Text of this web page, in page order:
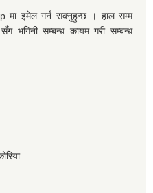
मा इमेल गर्न सक्नुहुन्छ । हाल सम्म
सँग भगिनी सम्बन्ध कायम गरी सम्बन्ध